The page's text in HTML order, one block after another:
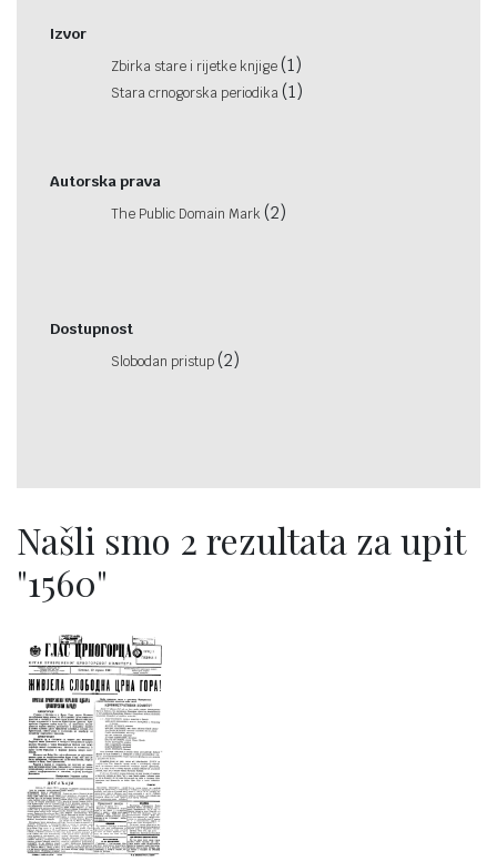
Izvor
Zbirka stare i rijetke knjige(1)
Stara crnogorska periodika(1)
Autorska prava
The Public Domain Mark (2)
Dostupnost
Slobodan pristup(2)
Našli smo 2 rezultata za upit
"1560"